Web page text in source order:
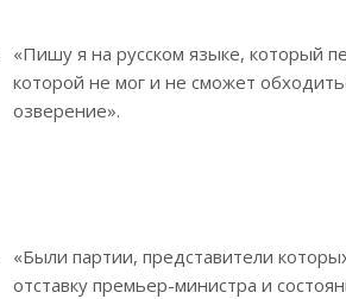
«Пишу я на русском языке, который
которой не мог и не сможет
озверение».
«Были партии, представители
отставку премьер-министра и